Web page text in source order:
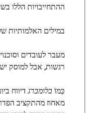
ההתחייבויות הללו
במילים האלמותיות
מעבר לעובדים
רגשות, אבל למוסק יש
כְּמוֹ בלומברג
מאחוז מהתקציב